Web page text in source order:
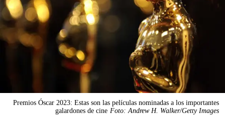
Premios Óscar 2023: Estas son las películas nominadas a los importantes
galardones de cine Foto: Andrew H. Walker/Getty Images